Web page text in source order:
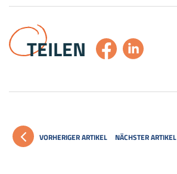
TEILEN
VORHERIGER ARTIKEL NÄCHSTER ARTIKEL